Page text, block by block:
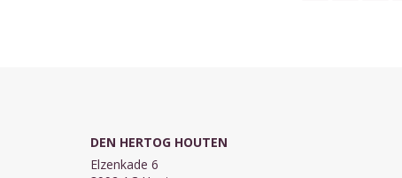
DEN HERTOG HOUTEN
Elzenkade 6